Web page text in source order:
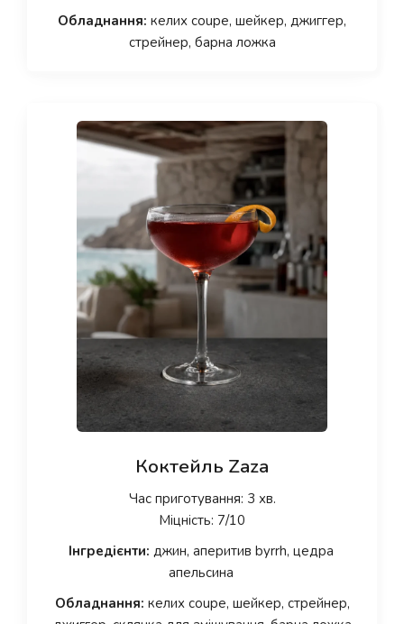
Обладнання: келих coupe, шейкер, джиггер,
стрейнер, барна ложка
Коктейль Zaza
Час приготування: 3 хв.
Міцність: 7/10
Інгредієнти: джин, аперитив byrrh, цедра
апельсина
Обладнання: келих coupe, шейкер, стрейнер,